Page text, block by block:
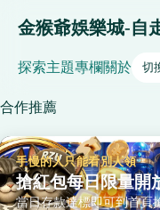
金猴爺娛樂城-自
探索主題專欄關於 切
合作推薦
手慢的人只能看別人領
搶紅包每日限量開
當日存款達標即可到首頁